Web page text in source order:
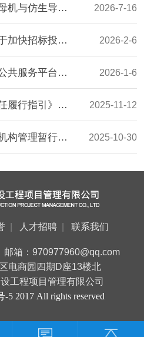
具身智能涉水涉核机器人母机与仿生导航关键部件产业化基地项目设备采购招标公告 2026-7-16
国家发展改革委等部门关于加快招标投标领域 人工智能推广应用的实施意见 2026-2-6
关于安徽省建筑市场监管公共服务平台招标代理机构信息登记管理事项的通知 2026-1-6
关于印发《招标人主体责任履行指引》的通知(发改法规〔2025〕1358号) 2025-11-12
《工程建设项目招标代理机构管理暂行办法》 2025年第34号令 2025-10-30
关于开展2025年工程建设招标采购专业人员技能培训的通知 2025-9-30
人才招聘 联系我们
箱：970977960@qq.com
电商园四期D座13楼北
工程项目管理有限公司
5 2017 All rights reserved